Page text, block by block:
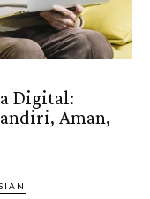
Digital:
Aman,